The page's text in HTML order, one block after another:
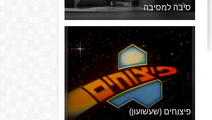
סיבה למסיבה
פיצוחים (שעשועון)